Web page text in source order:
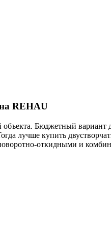
REHAU
Бюджетный
лучше купить
откидными и